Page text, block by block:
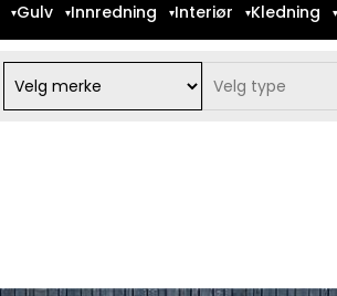
Gulv Innredning Interiør Kledning